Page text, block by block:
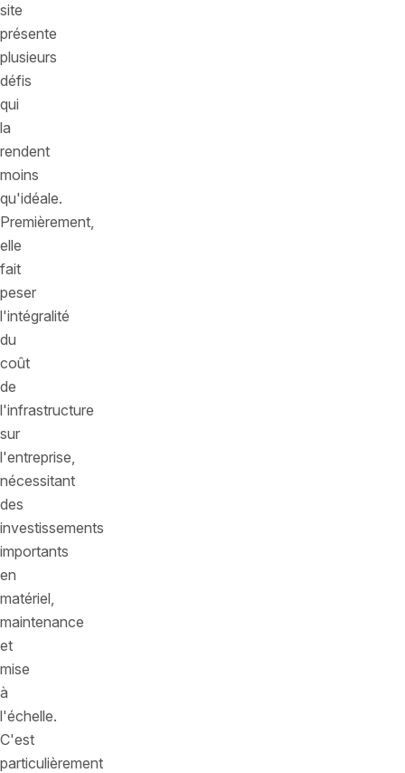
site
présente
plusieurs
défis
qui
la
rendent
moins
qu'idéale.
Premièrement,
elle
fait
peser
l'intégralité
du
coût
de
l'infrastructure
sur
l'entreprise,
nécessitant
des
investissements
importants
en
matériel,
maintenance
et
mise
à
l'échelle.
C'est
particulièrement